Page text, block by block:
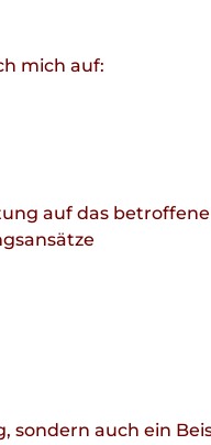
mich auf:
auf das
sondern auch ein